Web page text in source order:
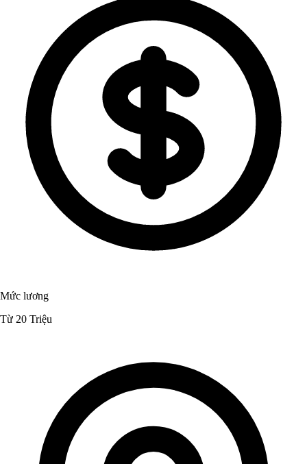
Mức lương
Từ 20 Triệu